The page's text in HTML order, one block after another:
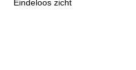
Eindeloos zicht